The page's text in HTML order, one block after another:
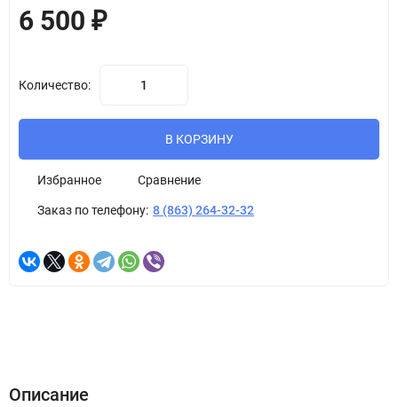
6 500 ₽
Количество:
В КОРЗИНУ
Избранное Сравнение
Заказ по телефону: 8 (863) 264-32-32
Описание